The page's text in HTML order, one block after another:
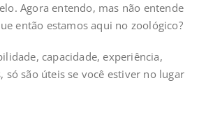
Agora entendo, mas não entende
então estamos aqui no zoológico?
capacidade, experiência,
só são úteis se você estiver no lugar